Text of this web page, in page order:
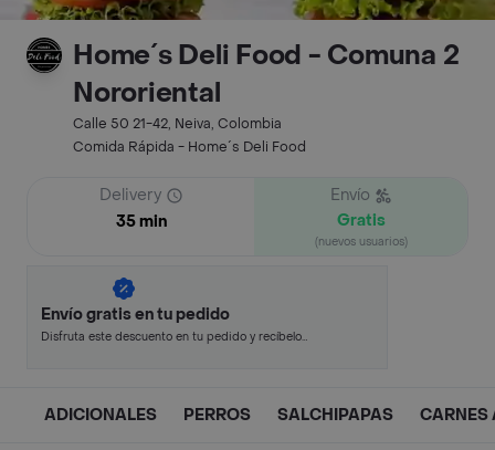
Home´s Deli Food - Comuna 2
Nororiental
Calle 50 21-42, Neiva, Colombia
Comida Rápida - Home´s Deli Food
Delivery
35 min
Envío
Gratis
(nuevos usuarios)
Envío gratis en tu pedido
Disfruta este descuento en tu pedido y recíbelo
ADICIONALES PERROS SALCHIPAPAS CARNES